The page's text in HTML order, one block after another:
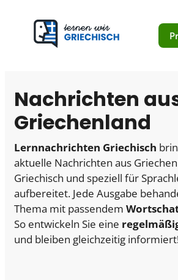
springen
Nachrichten
Griechenland
Lernnachrichten Griechisch
aktuelle Nachrichten aus
Griechisch und speziell für
aufbereitet. Jede Ausgabe
Thema mit passendem
So entwickeln Sie eine
und bleiben gleichzeitig